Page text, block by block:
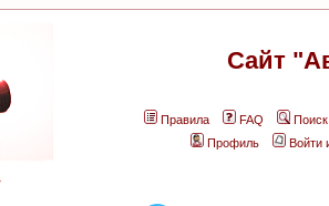
Сайт
Правила FAQ
Поиск
Профиль
Войти